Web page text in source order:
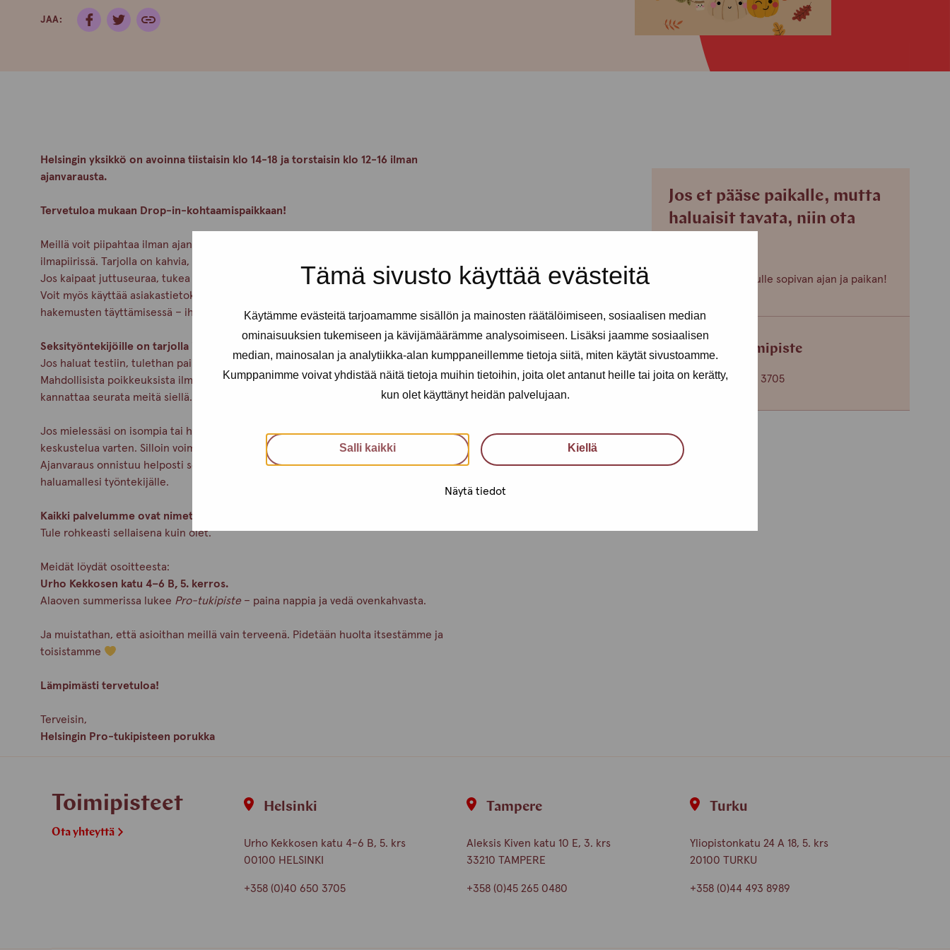
Tämä sivusto käyttää evästeitä
Käytämme evästeitä tarjoamamme sisällön ja mainosten räätälöimiseen, sosiaalisen median
ominaisuuksien tukemiseen ja kävijämäärämme analysoimiseen. Lisäksi jaamme sosiaalisen
median, mainosalan ja analytiikka-alan kumppaneillemme tietoja siitä, miten käytät sivustoamme.
Kumppanimme voivat yhdistää näitä tietoja muihin tietoihin, joita olet antanut heille tai joita on kerätty,
kun olet käyttänyt heidän palvelujaan.
Salli kaikki Kiellä
Näytä tiedot
JAA:
Helsingin yksikkö on avoinna tiistaisin klo 14-18 ja torstaisin klo 12-16 ilman
ajanvarausta.
Tervetuloa mukaan Drop-in-kohtaamispaikkaan!
Meillä voit piipahtaa ilman ajanvarausta viettämään hetken rennossa ja turvallisessa
ilmapiirissä. Tarjolla on kahvia, pientä purtavaa ja ennen kaikkea mukavaa yhdessäoloa.
Jos kaipaat juttuseuraa, tukea tai neuvoja, meidän työntekijät ovat täällä sinua varten.
Voit myös käyttää asiakastietokonetta ja saat apua esimerkiksi lomakkeiden tai
hakemusten täyttämisessä – ihan rauhassa ja omassa tahdissasi.
Seksityöntekijöille on tarjolla ilmaiset seksitautitestit koko drop-in-ajan!
Jos haluat testiin, tulethan paikalle viimeistään klo 15.00 – näin ehdit varmasti testiin.
Mahdollisista poikkeuksista ilmoitamme aina Pro-tukipisteen Instagramissa, joten
kannattaa seurata meitä siellä.
Jos mielessäsi on isompia tai henkilökohtaisempia asioita, voit myös varata ajan erillistä
keskustelua varten. Silloin voimme keskittyä kunnolla juuri sinun tilanteeseesi.
Ajanvaraus onnistuu helposti soittamalla meille Helsingin toimipisteeseen tai suoraan
haluamallesi työntekijälle.
Kaikki palvelumme ovat nimettömiä ja maksuttomia.
Tule rohkeasti sellaisena kuin olet.
Meidät löydät osoitteesta:
Urho Kekkosen katu 4–6 B, 5. kerros.
Alaoven summerissa lukee Pro-tukipiste– paina nappia ja vedä ovenkahvasta.
Ja muistathan, että asioithan meillä vain terveenä. Pidetään huolta itsestämme ja
toisistamme
Lämpimästi tervetuloa!
Terveisin,
Helsingin Pro-tukipisteen porukka
Jos et pääse paikalle, mutta
haluaisit tavata, niin ota
Voimme sopia sinulle sopivan ajan ja paikan!
Helsingin toimipiste
+358 (0)40 650 3705
Toimipisteet
Ota yhteyttä
Helsinki
Urho Kekkosen katu 4-6 B, 5. krs
00100 HELSINKI
+358 (0)40 650 3705
Tampere
Aleksis Kiven katu 10 E, 3. krs
33210 TAMPERE
+358 (0)45 265 0480
Turku
Yliopistonkatu 24 A 18, 5. krs
20100 TURKU
+358 (0)44 493 8989